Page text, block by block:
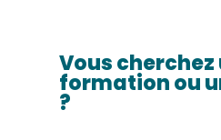
Vous cherchez
formation ou
?